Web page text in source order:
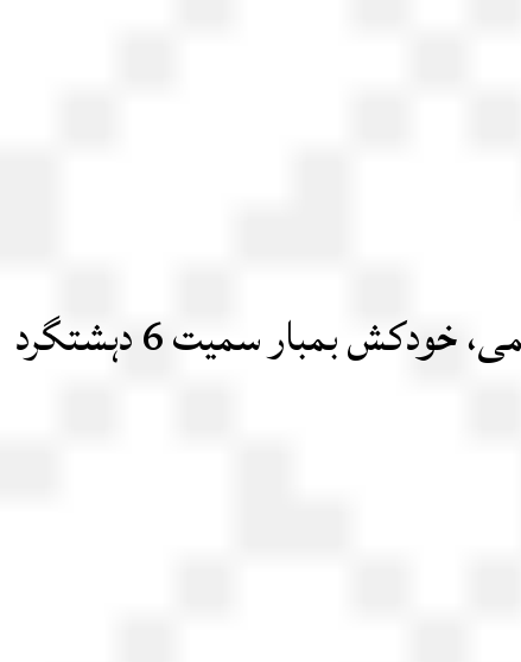
کوئٹہ؛ ایف سی ہیڈکوارٹر پر خودکش حملہ، 10 شہری شہید، 30 سے زائد زخمی، خودکش بمبار سمیت 6 دہشتگرد